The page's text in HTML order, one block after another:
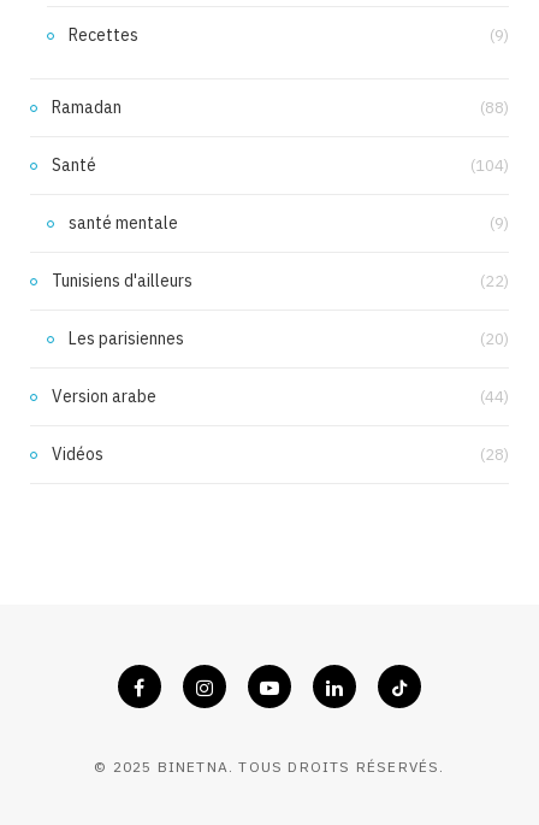
Recettes (9)
Ramadan (88)
Santé (104)
santé mentale (9)
Tunisiens d'ailleurs (22)
Les parisiennes (20)
Version arabe (44)
Vidéos (28)
© 2025 BINETNA. TOUS DROITS RÉSERVÉS.